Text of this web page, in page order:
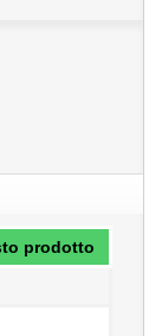
prodotto